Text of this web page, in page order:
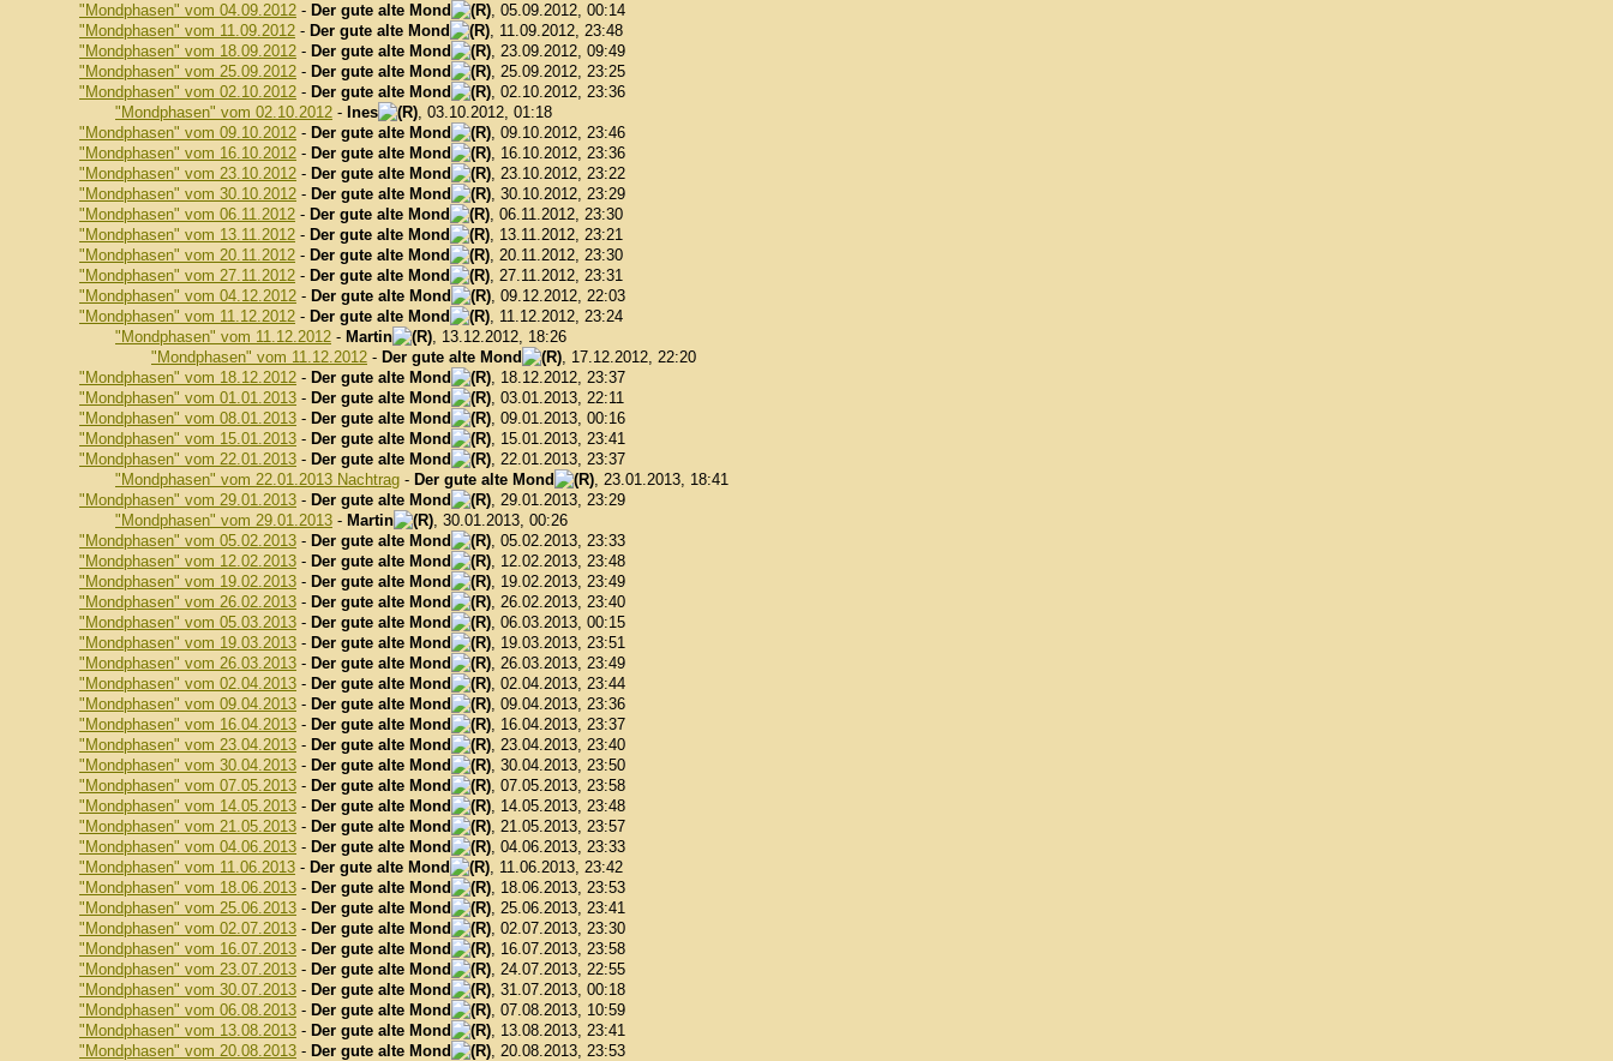
"Mondphasen" vom 04.09.2012 - Der gute alte Mond
, 05.09.2012, 00:14
"Mondphasen" vom 11.09.2012 - Der gute alte Mond
, 11.09.2012, 23:48
"Mondphasen" vom 18.09.2012 - Der gute alte Mond
, 23.09.2012, 09:49
"Mondphasen" vom 25.09.2012 - Der gute alte Mond
, 25.09.2012, 23:25
"Mondphasen" vom 02.10.2012 - Der gute alte Mond
, 02.10.2012, 23:36
"Mondphasen" vom 02.10.2012 - Ines
, 03.10.2012, 01:18
"Mondphasen" vom 09.10.2012 - Der gute alte Mond
, 09.10.2012, 23:46
"Mondphasen" vom 16.10.2012 - Der gute alte Mond
, 16.10.2012, 23:36
"Mondphasen" vom 23.10.2012 - Der gute alte Mond
, 23.10.2012, 23:22
"Mondphasen" vom 30.10.2012 - Der gute alte Mond
, 30.10.2012, 23:29
"Mondphasen" vom 06.11.2012 - Der gute alte Mond
, 06.11.2012, 23:30
"Mondphasen" vom 13.11.2012 - Der gute alte Mond
, 13.11.2012, 23:21
"Mondphasen" vom 20.11.2012 - Der gute alte Mond
, 20.11.2012, 23:30
"Mondphasen" vom 27.11.2012 - Der gute alte Mond
, 27.11.2012, 23:31
"Mondphasen" vom 04.12.2012 - Der gute alte Mond
, 09.12.2012, 22:03
"Mondphasen" vom 11.12.2012 - Der gute alte Mond
, 11.12.2012, 23:24
"Mondphasen" vom 11.12.2012 - Martin
, 13.12.2012, 18:26
"Mondphasen" vom 11.12.2012 - Der gute alte Mond
, 17.12.2012, 22:20
"Mondphasen" vom 18.12.2012 - Der gute alte Mond
, 18.12.2012, 23:37
"Mondphasen" vom 01.01.2013 - Der gute alte Mond
, 03.01.2013, 22:11
"Mondphasen" vom 08.01.2013 - Der gute alte Mond
, 09.01.2013, 00:16
"Mondphasen" vom 15.01.2013 - Der gute alte Mond
, 15.01.2013, 23:41
"Mondphasen" vom 22.01.2013 - Der gute alte Mond
, 22.01.2013, 23:37
"Mondphasen" vom 22.01.2013 Nachtrag - Der gute alte Mond
, 23.01.2013, 18:41
"Mondphasen" vom 29.01.2013 - Der gute alte Mond
, 29.01.2013, 23:29
"Mondphasen" vom 29.01.2013 - Martin
, 30.01.2013, 00:26
"Mondphasen" vom 05.02.2013 - Der gute alte Mond
, 05.02.2013, 23:33
"Mondphasen" vom 12.02.2013 - Der gute alte Mond
, 12.02.2013, 23:48
"Mondphasen" vom 19.02.2013 - Der gute alte Mond
, 19.02.2013, 23:49
"Mondphasen" vom 26.02.2013 - Der gute alte Mond
, 26.02.2013, 23:40
"Mondphasen" vom 05.03.2013 - Der gute alte Mond
, 06.03.2013, 00:15
"Mondphasen" vom 19.03.2013 - Der gute alte Mond
, 19.03.2013, 23:51
"Mondphasen" vom 26.03.2013 - Der gute alte Mond
, 26.03.2013, 23:49
"Mondphasen" vom 02.04.2013 - Der gute alte Mond
, 02.04.2013, 23:44
"Mondphasen" vom 09.04.2013 - Der gute alte Mond
, 09.04.2013, 23:36
"Mondphasen" vom 16.04.2013 - Der gute alte Mond
, 16.04.2013, 23:37
"Mondphasen" vom 23.04.2013 - Der gute alte Mond
, 23.04.2013, 23:40
"Mondphasen" vom 30.04.2013 - Der gute alte Mond
, 30.04.2013, 23:50
"Mondphasen" vom 07.05.2013 - Der gute alte Mond
, 07.05.2013, 23:58
"Mondphasen" vom 14.05.2013 - Der gute alte Mond
, 14.05.2013, 23:48
"Mondphasen" vom 21.05.2013 - Der gute alte Mond
, 21.05.2013, 23:57
"Mondphasen" vom 04.06.2013 - Der gute alte Mond
, 04.06.2013, 23:33
"Mondphasen" vom 11.06.2013 - Der gute alte Mond
, 11.06.2013, 23:42
"Mondphasen" vom 18.06.2013 - Der gute alte Mond
, 18.06.2013, 23:53
"Mondphasen" vom 25.06.2013 - Der gute alte Mond
, 25.06.2013, 23:41
"Mondphasen" vom 02.07.2013 - Der gute alte Mond
, 02.07.2013, 23:30
"Mondphasen" vom 16.07.2013 - Der gute alte Mond
, 16.07.2013, 23:58
"Mondphasen" vom 23.07.2013 - Der gute alte Mond
, 24.07.2013, 22:55
"Mondphasen" vom 30.07.2013 - Der gute alte Mond
, 31.07.2013, 00:18
"Mondphasen" vom 06.08.2013 - Der gute alte Mond
, 07.08.2013, 10:59
"Mondphasen" vom 13.08.2013 - Der gute alte Mond
, 13.08.2013, 23:41
"Mondphasen" vom 20.08.2013 - Der gute alte Mond
, 20.08.2013, 23:53